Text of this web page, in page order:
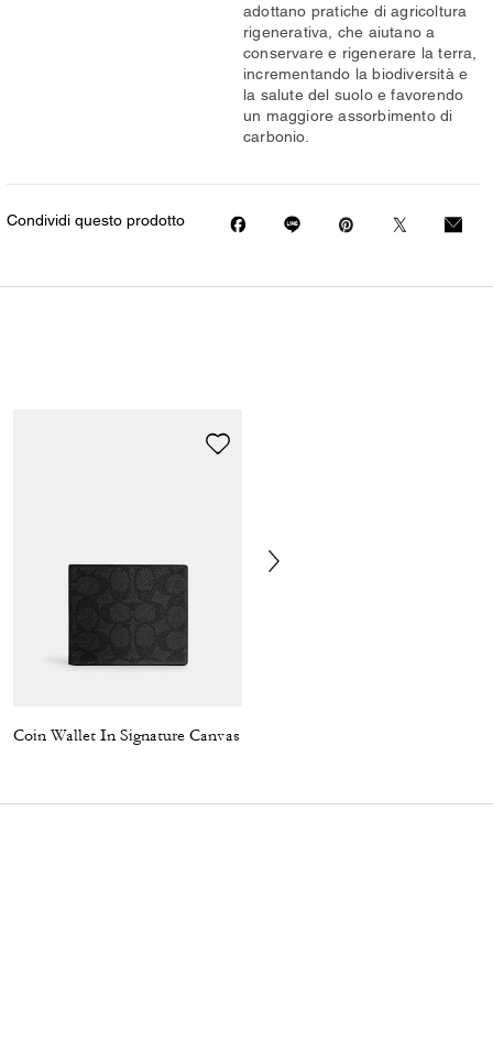
adottano pratiche di agricoltura
rigenerativa, che aiutano a
conservare e rigenerare la terra,
incrementando la biodiversità e
la salute del suolo e favorendo
un maggiore assorbimento di
carbonio.
Condividi questo prodotto
Coin Wallet In Signature Canvas